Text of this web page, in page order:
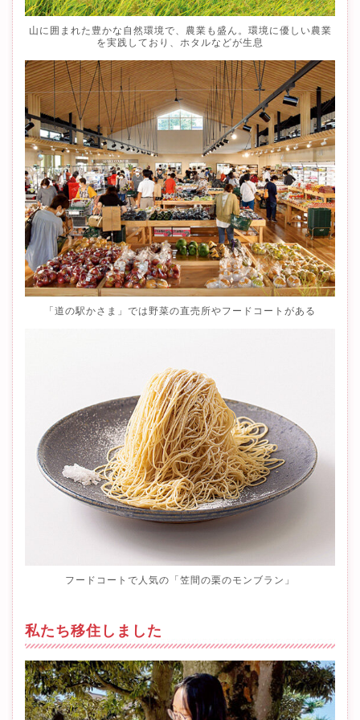
山に囲まれた豊かな自然環境で、農業も盛ん。環境に優しい農業
を実践しており、ホタルなどが生息
「道の駅かさま」では野菜の直売所やフードコートがある
フードコートで人気の「笠間の栗のモンブラン」
私たち移住しました